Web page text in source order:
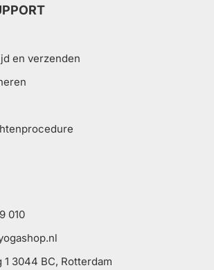
en verzenden
010
1 3044 BC, Rotterdam